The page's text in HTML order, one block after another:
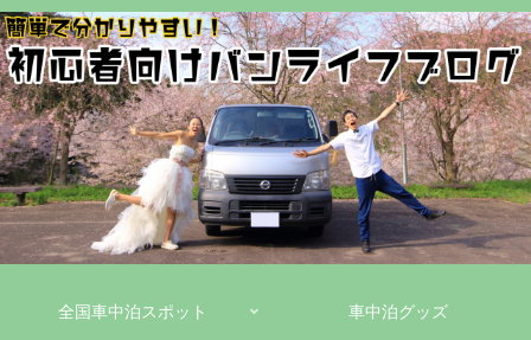
全国車中泊スポット 車中泊グッズ